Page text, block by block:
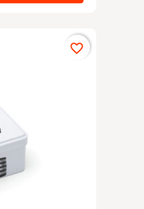
favorite_border